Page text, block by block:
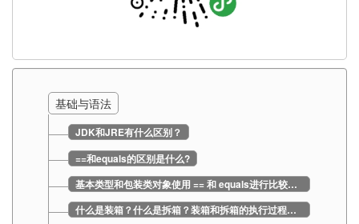
基础与语法
JDK和JRE有什么区别？
==和equals的区别是什么?
基本类型和包装类对象使用 == 和 equals进行比较的结果？
什么是装箱？什么是拆箱？装箱和拆箱的执行过程？常见问题？